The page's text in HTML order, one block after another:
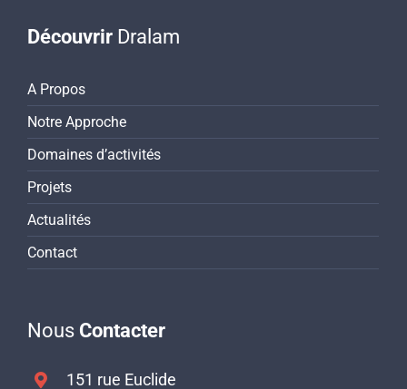
Découvrir Dralam
A Propos
Notre Approche
Domaines d’activités
Projets
Actualités
Contact
Nous Contacter
151 rue Euclide